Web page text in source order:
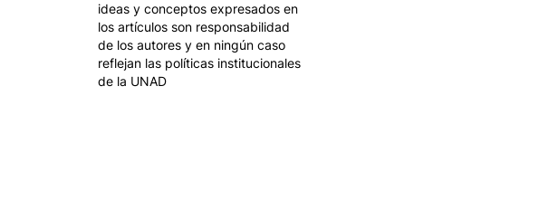
ideas y conceptos expresados en
los artículos son responsabilidad
de los autores y en ningún caso
reflejan las políticas institucionales
de la UNAD